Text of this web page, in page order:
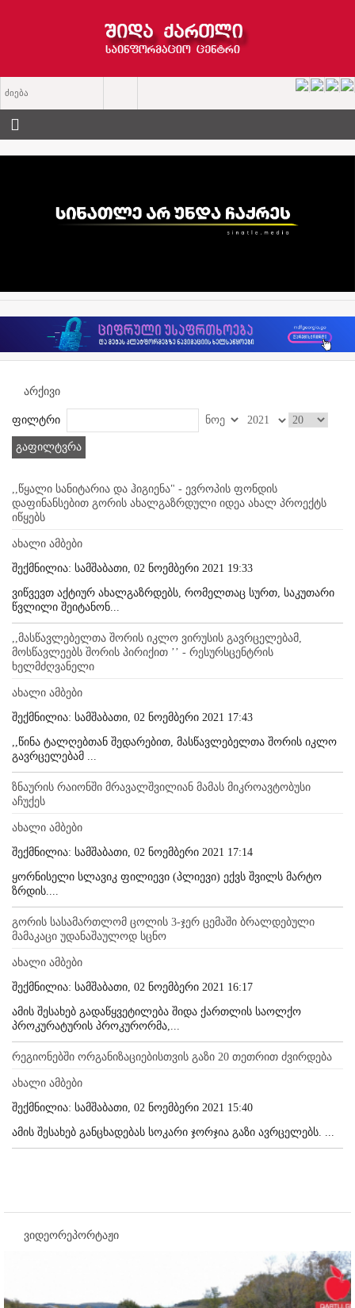
არქივი
ფილტრი
გაფილტვრა
,,წყალი სანიტარია და ჰიგიენა" - ევროპის ფონდის
დაფინანსებით გორის ახალგაზრდული იდეა ახალ პროექტს
იწყებს
ახალი ამბები
შექმნილია: სამშაბათი, 02 ნოემბერი 2021 19:33
ვიწვევთ აქტიურ ახალგაზრდებს, რომელთაც სურთ, საკუთარი
წვლილი შეიტანონ...
,,მასწავლებელთა შორის იკლო ვირუსის გავრცელებამ,
მოსწავლეებს შორის პირიქით ’’ - რესურსცენტრის
ხელმძღვანელი
ახალი ამბები
შექმნილია: სამშაბათი, 02 ნოემბერი 2021 17:43
,,წინა ტალღებთან შედარებით, მასწავლებელთა შორის იკლო
გავრცელებამ ...
ზნაურის რაიონში მრავალშვილიან მამას მიკროავტობუსი
აჩუქეს
ახალი ამბები
შექმნილია: სამშაბათი, 02 ნოემბერი 2021 17:14
ყორნისელი სლავიკ ფილიევი (პლიევი) ექვს შვილს მარტო
ზრდის....
გორის სასამართლომ ცოლის 3-ჯერ ცემაში ბრალდებული
მამაკაცი უდანაშაულოდ სცნო
ახალი ამბები
შექმნილია: სამშაბათი, 02 ნოემბერი 2021 16:17
ამის შესახებ გადაწყვეტილება შიდა ქართლის საოლქო
პროკურატურის პროკურორმა,...
რეგიონებში ორგანიზაციებისთვის გაზი 20 თეთრით ძვირდება
ახალი ამბები
შექმნილია: სამშაბათი, 02 ნოემბერი 2021 15:40
ამის შესახებ განცხადებას სოკარი ჯორჯია გაზი ავრცელებს. ...
ვიდეორეპორტაჟი